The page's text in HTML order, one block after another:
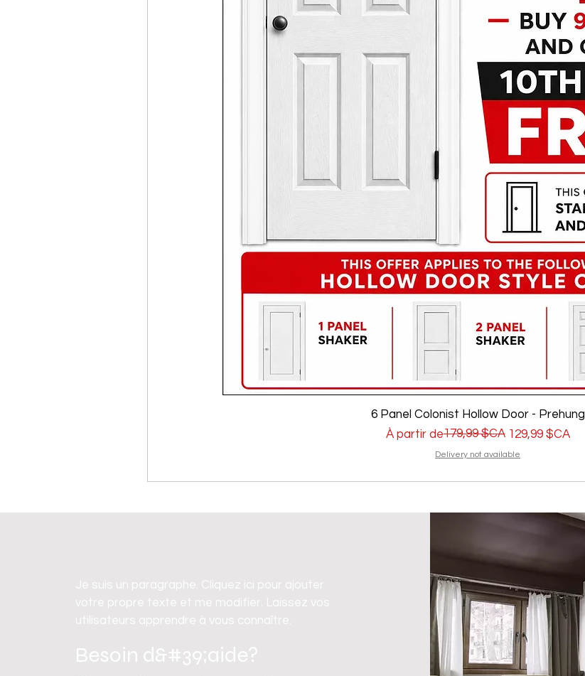
6 Panel Colonist Hollow Door - Prehung
À partir de
Prix original179,99 $CA 129,99 $CA
Prix promotionnel
Delivery not available
Je suis un paragraphe. Cliquez ici pour ajouter
votre propre texte et me modifier. Laissez vos
utilisateurs apprendre à vous connaître.
Besoin d&#39;aide?